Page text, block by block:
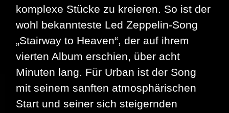
komplexe Stücke zu kreieren. So ist der
wohl bekannteste Led Zeppelin-Song
„Stairway to Heaven“, der auf ihrem
vierten Album erschien, über acht
Minuten lang. Für Urban ist der Song
mit seinem sanften atmosphärischen
Start und seiner sich steigernden